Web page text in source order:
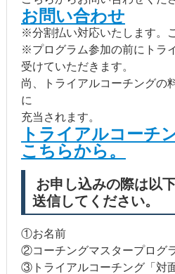
お問い合わせ
※分割払い対応いたします。
※プログラム参加の前にトラ
受けていただきます。
尚、トライアルコーチングの
に
充当されます。
トライアルコーチ
こちらから。
お申し込みの際は以
送信してください。
①お名前
②コーチングマスタープログ
③トライアルコーチング「対